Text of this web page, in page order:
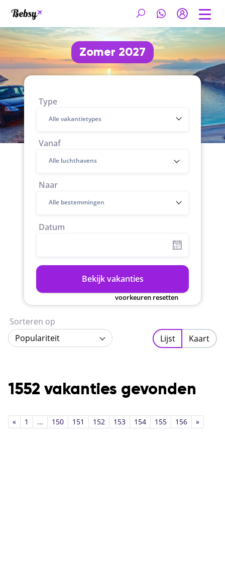
Zomer 2027
Type
Alle vakantietypes
Vanaf
Naar
Alle bestemmingen
Datum
Bekijk vakanties
voorkeuren resetten
1552 vakanties gevonden
« 1 ... 150 151 152 153 154 155 156 »
Sorteren op
Populariteit
Lijst Kaart